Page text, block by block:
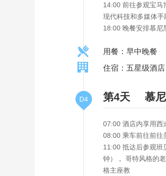
14:00 前往参观宝马
现代科技和多媒体手
18:00 晚餐安排慕尼
用餐：早中晚餐
住宿：五星级酒店
D4 第4天 慕
07:00 酒店内享用西
08:00 乘车前往前往
11:00 抵达后参观班
钟）， 哥特风格的
格主座教